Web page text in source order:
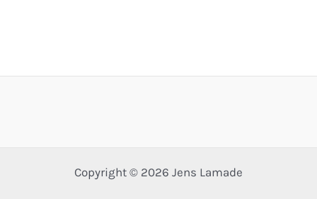
Copyright © 2026 Jens Lamade